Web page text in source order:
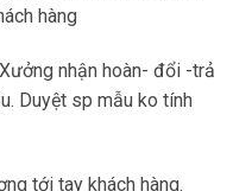
hàng
nhận hoàn- đổi -trả
Duyệt sp mẫu ko tính
tới tay khách hàng.